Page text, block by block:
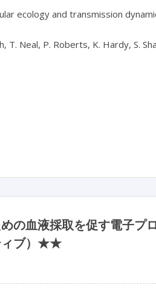
ecology and transmission
Neal, P. Roberts, K. Hardy, S.
の血液採取を促す電子プ
ィブ）★★